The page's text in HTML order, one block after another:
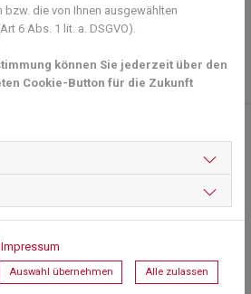
GÜNTERSLEBEN
die von Ihnen ausgewählten
6 Abs. 1 lit. a. DSGVO).
können Sie jederzeit über den
Cookie-Button für die Zukunft
Impressum
Auswahl übernehmen Alle zulassen